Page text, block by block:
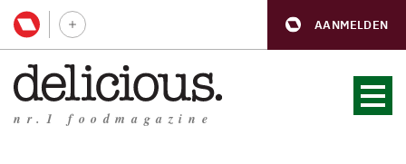
AANMELDEN
nr.1 foodmagazine